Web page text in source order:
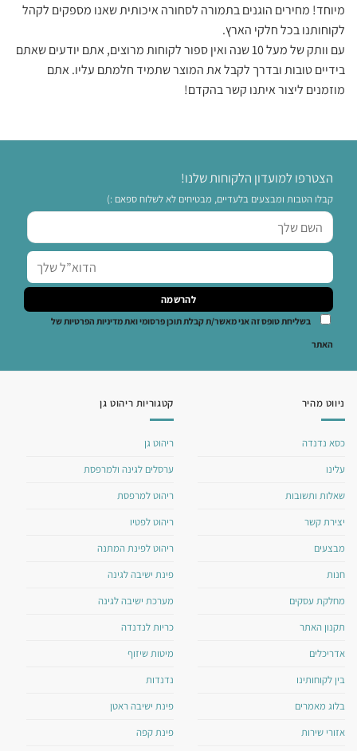
מיוחד! מחירים הוגנים בתמורה לסחורה איכותית שאנו מספקים לקהל
לקוחותנו בכל חלקי הארץ.
עם וותק של מעל 10 שנה ואין ספור לקוחות מרוצים, אתם יודעים שאתם
בידיים טובות ובדרך לקבל את המוצר שתמיד חלמתם עליו. אתם
מוזמנים ליצור איתנו קשר בהקדם!
הצטרפו למועדון הלקוחות שלנו!
קבלו הטבות ומבצעים בלעדיים, מבטיחים לא לשלוח ספאם :)
בשליחת טופס זה אני מאשר/ת קבלת תוכן פרסומי ואת מדיניות הפרטיות של
האתר
ניווט מהיר
כסא נדנדה
עלינו
שאלות ותשובות
יצירת קשר
מבצעים
חנות
מחלקת עסקים
תקנון האתר
אדריכלים
בין לקוחותינו
בלוג מאמרים
אזורי שירות
קטגוריות ריהוט גן
ריהוט גן
ערסלים לגינה ולמרפסת
ריהוט למרפסת
ריהוט לפטיו
ריהוט לפינת המתנה
פינת ישיבה לגינה
מערכת ישיבה לגינה
כריות לנדנדה
מיטות שיזוף
נדנדות
פינת ישיבה ראטן
פינת קפה